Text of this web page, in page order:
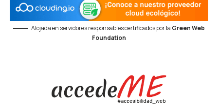
Alojada en servidores responsables certificados por la Green Web
Foundation